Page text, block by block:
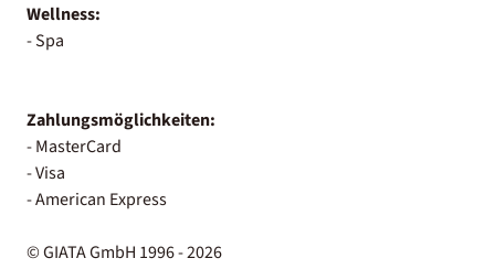
Wellness:
- Spa
Zahlungsmöglichkeiten:
- MasterCard
- Visa
- American Express
© GIATA GmbH 1996 - 2026